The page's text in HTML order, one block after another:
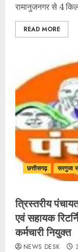
रामानुजनगर से 4
READ MORE
छत्तीसगढ़ सरगुजा
त्रिस्तरीय
एवं सहायक
कर्मचारी नियुक्त
NEWS DESK